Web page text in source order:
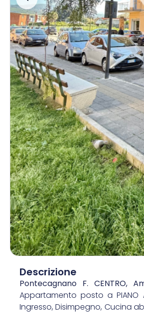
Descrizione
Pontecagnano F. CENTRO,
Appartamento posto a PIANO
Ingresso, Disimpegno, Cucina